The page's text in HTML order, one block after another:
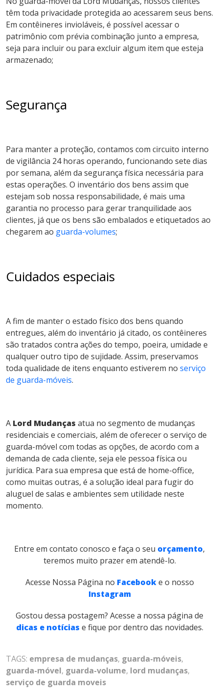
têm toda privacidade protegida ao acessarem seus bens.
Em contêineres invioláveis, é possível acessar o
patrimônio com prévia combinação junto a empresa,
seja para incluir ou para excluir algum item que esteja
armazenado;
Segurança
Para manter a proteção, contamos com circuito interno
de vigilância 24 horas operando, funcionando sete dias
por semana, além da segurança física necessária para
estas operações. O inventário dos bens assim que
estejam sob nossa responsabilidade, é mais uma
garantia no processo para gerar tranquilidade aos
clientes, já que os bens são embalados e etiquetados ao
chegarem ao guarda-volumes;
Cuidados especiais
A fim de manter o estado físico dos bens quando
entregues, além do inventário já citado, os contêineres
são tratados contra ações do tempo, poeira, umidade e
qualquer outro tipo de sujidade. Assim, preservamos
toda qualidade de itens enquanto estiverem no serviço
de guarda-móveis.
A Lord Mudanças atua no segmento de mudanças
residenciais e comerciais, além de oferecer o serviço de
guarda-móvel com todas as opções, de acordo com a
demanda de cada cliente, seja ele pessoa física ou
jurídica. Para sua empresa que está de home-office,
como muitas outras, é a solução ideal para fugir do
aluguel de salas e ambientes sem utilidade neste
momento.
Entre em contato conosco e faça o seu orçamento,
teremos muito prazer em atendê-lo.
Acesse Nossa Página no Facebook e o nosso
Instagram
Gostou dessa postagem? Acesse a nossa página de
dicas e notícias e fique por dentro das novidades.
TAGS: empresa de mudanças, guarda-móveis,
guarda-móvel, guarda-volume, lord mudanças,
serviço de guarda moveis